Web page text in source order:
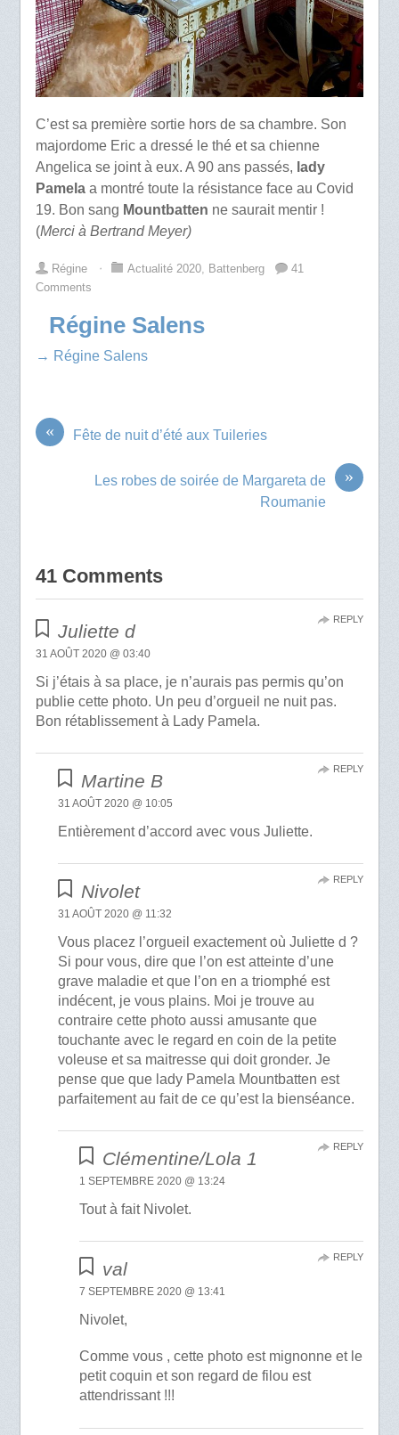
C’est sa première sortie hors de sa chambre. Son
majordome Eric a dressé le thé et sa chienne
Angelica se joint à eux. A 90 ans passés, lady
Pamelaa montré toute la résistance face au Covid
19. Bon sang Mountbatten ne saurait mentir !
(Merci à Bertrand Meyer)
Régine ⋅ Actualité 2020, Battenberg
41
Comments
Régine Salens
→ Régine Salens
« Fête de nuit d’été aux Tuileries
»
Les robes de soirée de Margareta de
Roumanie
41 Comments
Juliette d
31 AOÛT 2020 @ 03:40
Si j’étais à sa place, je n’aurais pas permis qu’on
publie cette photo. Un peu d’orgueil ne nuit pas.
Bon rétablissement à Lady Pamela.
REPLY
Martine B
31 AOÛT 2020 @ 10:05
Entièrement d’accord avec vous Juliette.
REPLY
Nivolet
31 AOÛT 2020 @ 11:32
Vous placez l’orgueil exactement où Juliette d ?
Si pour vous, dire que l’on est atteinte d’une
grave maladie et que l’on en a triomphé est
indécent, je vous plains. Moi je trouve au
contraire cette photo aussi amusante que
touchante avec le regard en coin de la petite
voleuse et sa maitresse qui doit gronder. Je
pense que que lady Pamela Mountbatten est
parfaitement au fait de ce qu’est la bienséance.
REPLY
Clémentine/Lola 1
1 SEPTEMBRE 2020 @ 13:24
Tout à fait Nivolet.
REPLY
val
7 SEPTEMBRE 2020 @ 13:41
Nivolet,
Comme vous , cette photo est mignonne et le
petit coquin et son regard de filou est
attendrissant !!!
REPLY